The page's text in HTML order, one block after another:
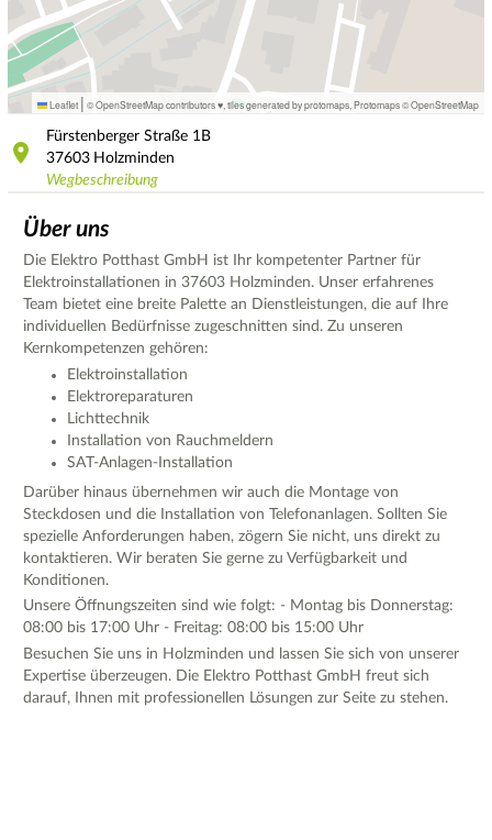
Leaflet | © OpenStreetMap contributors ♥, tiles generated by protomaps Protomaps©OpenStreetMap
Fürstenberger Straße 1B
37603 Holzminden
Wegbeschreibung
Über uns
Die Elektro Potthast GmbH ist Ihr kompetenter Partner für
Elektroinstallationen in 37603 Holzminden. Unser erfahrenes
Team bietet eine breite Palette an Dienstleistungen, die auf Ihre
individuellen Bedürfnisse zugeschnitten sind. Zu unseren
Kernkompetenzen gehören:
Elektroinstallation
Elektroreparaturen
Lichttechnik
Installation von Rauchmeldern
SAT-Anlagen-Installation
Darüber hinaus übernehmen wir auch die Montage von
Steckdosen und die Installation von Telefonanlagen. Sollten Sie
spezielle Anforderungen haben, zögern Sie nicht, uns direkt zu
kontaktieren. Wir beraten Sie gerne zu Verfügbarkeit und
Konditionen.
Unsere Öffnungszeiten sind wie folgt: - Montag bis Donnerstag:
08:00 bis 17:00 Uhr - Freitag: 08:00 bis 15:00 Uhr
Besuchen Sie uns in Holzminden und lassen Sie sich von unserer
Expertise überzeugen. Die Elektro Potthast GmbH freut sich
darauf, Ihnen mit professionellen Lösungen zur Seite zu stehen.